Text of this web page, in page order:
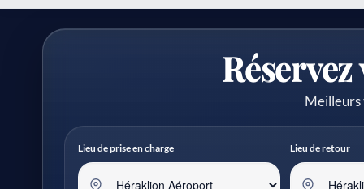
Meilleurs
Lieu de prise en charge Lieu de retour